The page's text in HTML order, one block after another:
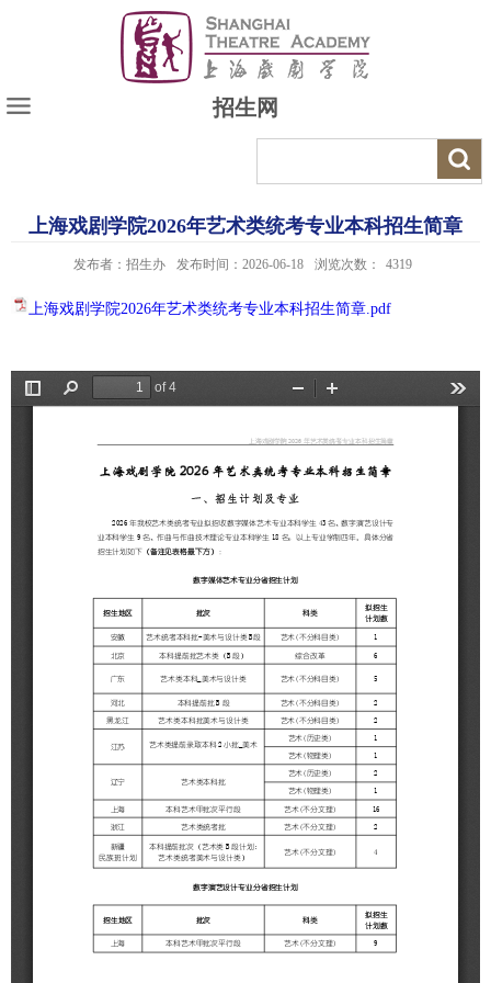
招生网
上海戏剧学院2026年艺术类统考专业本科招生简章
发布者：招生办 发布时间：2026-06-18 浏览次数： 4319
上海戏剧学院2026年艺术类统考专业本科招生简章.pdf